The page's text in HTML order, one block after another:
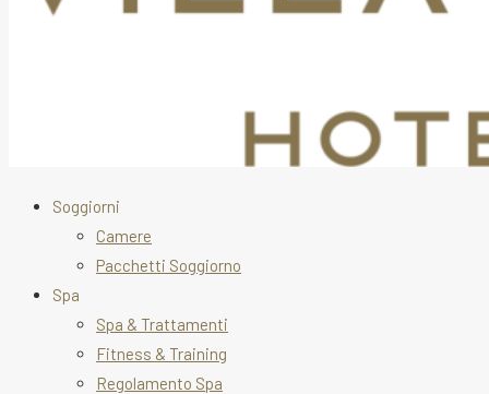
Soggiorni
Camere
Pacchetti Soggiorno
Spa
Spa & Trattamenti
Fitness & Training
Regolamento Spa